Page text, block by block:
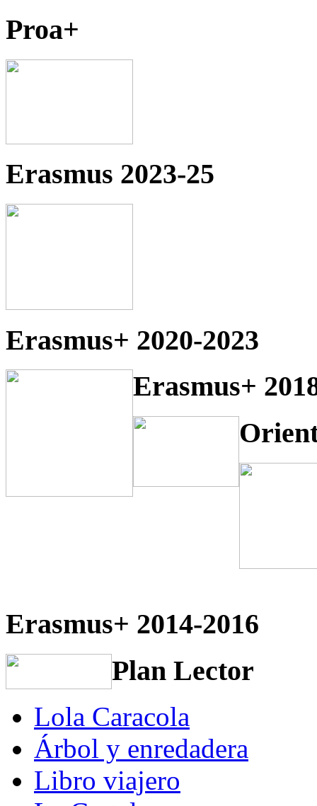
Proa+
Erasmus 2023-25
Erasmus+ 2020-2023
Erasmus+
Erasmus+ 2014-2016
Plan Lector
Lola Caracola
Árbol y enredadera
Libro viajero